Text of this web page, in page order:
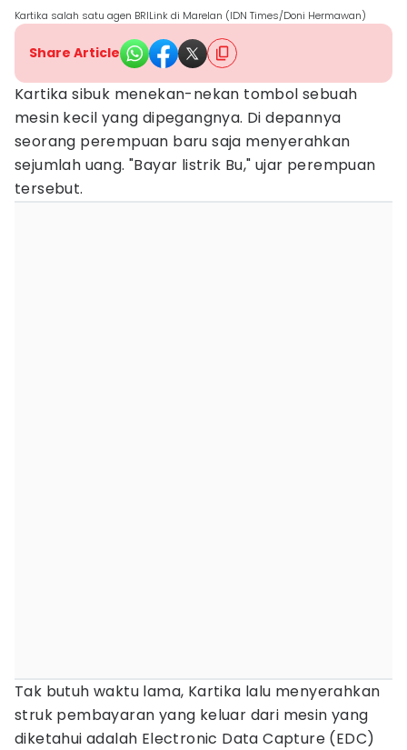
Kartika salah satu agen BRILink di Marelan (IDN Times/Doni Hermawan)
Share Article
Kartika sibuk menekan-nekan tombol sebuah
mesin kecil yang dipegangnya. Di depannya
seorang perempuan baru saja menyerahkan
sejumlah uang. "Bayar listrik Bu," ujar perempuan
tersebut.
Tak butuh waktu lama, Kartika lalu menyerahkan
struk pembayaran yang keluar dari mesin yang
diketahui adalah Electronic Data Capture (EDC)